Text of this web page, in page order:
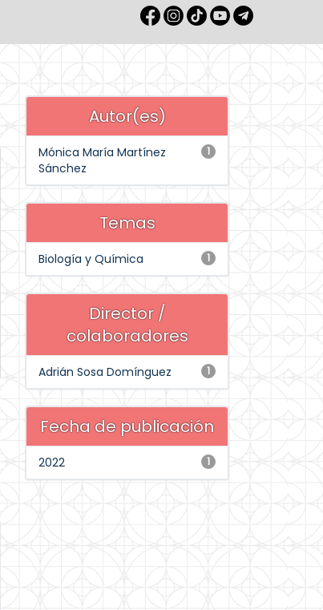
Autor(es)
1
Mónica María Martínez
Sánchez
Temas
1
Biología y Química
Director /
colaboradores
1
Adrián Sosa Domínguez
Fecha de publicación
1
2022